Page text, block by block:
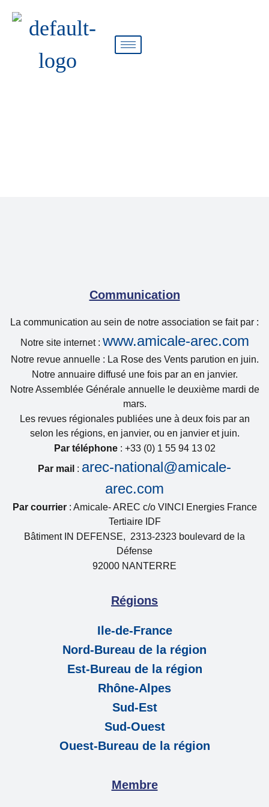
Communication
La communication au sein de notre association se fait par :
Notre site internet : www.amicale-arec.com
Notre revue annuelle : La Rose des Vents parution en juin.
Notre annuaire diffusé une fois par an en janvier.
Notre Assemblée Générale annuelle le deuxième mardi de
mars.
Les revues régionales publiées une à deux fois par an
selon les régions, en janvier, ou en janvier et juin.
Par téléphone: +33 (0) 1 55 94 13 02
Par mail : arec-national@amicale-
arec.com
Par courrier: Amicale- AREC c/o VINCI Energies France
Tertiaire IDF
Bâtiment IN DEFENSE, 2313-2323 boulevard de la
Défense
92000 NANTERRE
Régions
Ile-de-France
Nord-Bureau de la région
Est-Bureau de la région
Rhône-Alpes
Sud-Est
Sud-Ouest
Ouest-Bureau de la région
Membre